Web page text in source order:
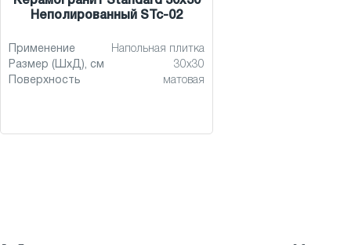
Неполированный STc-02
Применение
Напольная плитка
Размер (ШхД), см
30x30
Поверхность
матовая